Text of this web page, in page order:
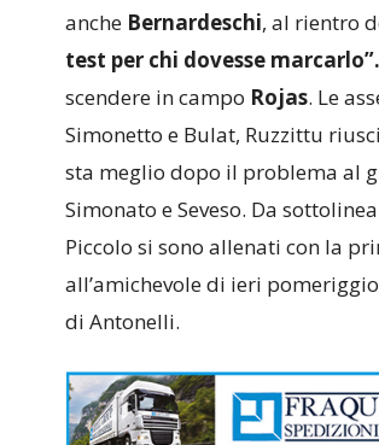
anche Bernardeschi, al rientro
test per chi dovesse marcarlo”.
scendere in campo Rojas. Le
Simonetto e Bulat, Ruzzittu
sta meglio dopo il problema al
Simonato e Seveso. Da
Piccolo si sono allenati con la
all’amichevole di ieri
di Antonelli.